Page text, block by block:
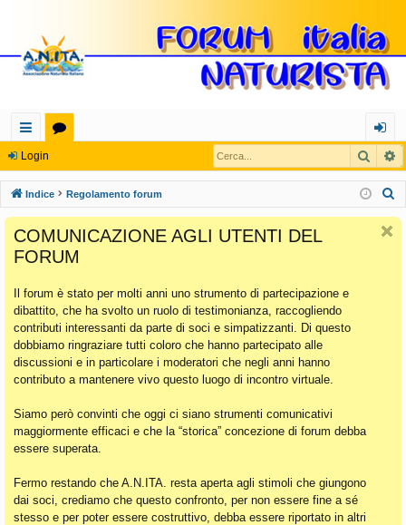
oll
eg
a
m
en
ti
Ra
pi
di
u
m
og
in
Login Cerca
Indice Regolamento forum
COMUNICAZIONE AGLI UTENTI DEL
FORUM
Il forum è stato per molti anni uno strumento di partecipazione e
dibattito, che ha svolto un ruolo di testimonianza, raccogliendo
contributi interessanti da parte di soci e simpatizzanti. Di questo
dobbiamo ringraziare tutti coloro che hanno partecipato alle
discussioni e in particolare i moderatori che negli anni hanno
contributo a mantenere vivo questo luogo di incontro virtuale.
Siamo però convinti che oggi ci siano strumenti comunicativi
maggiormente efficaci e che la “storica” concezione di forum debba
essere superata.
Fermo restando che A.N.ITA. resta aperta agli stimoli che giungono
dai soci, crediamo che questo confronto, per non essere fine a sé
stesso e per poter essere costruttivo, debba essere riportato in altri